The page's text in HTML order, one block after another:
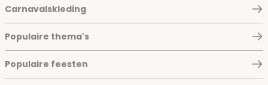
Carnavalskleding
Populaire thema's
Populaire feesten